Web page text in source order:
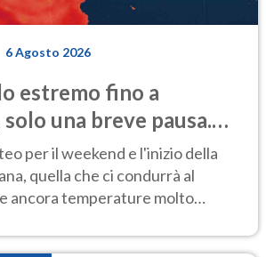
6 Agosto 2026
estremo fino a
una breve pausa.
per il weekend e l'inizio della
quella che ci condurrà al
ancora temperature molto